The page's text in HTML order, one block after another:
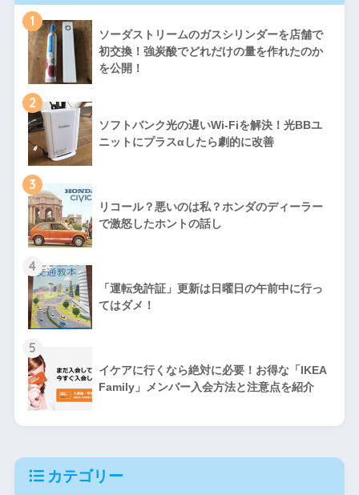
1
ソーダストリームのガスシリンダーを店舗で
初交換！強炭酸でどれだけの量を作れたのか
を公開！
2
ソフトバンク光の遅いWi-Fiを解決！光BBユ
ニットにプラスαしたら劇的に改善
3
リコール？悪いのは私？ホンダのディーラー
で激怒したホントの話し
4
「運転免許証」更新は日曜日の午前中に行っ
てはダメ！
5
イケアに行くなら絶対に必要！お得な「IKEA
Family」メンバー入会方法と注意点を紹介
カテゴリー